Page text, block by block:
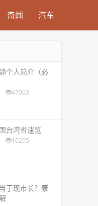
奇闻 汽车
个人简介（必
47003
台湾省速览
10295
于现市长？康